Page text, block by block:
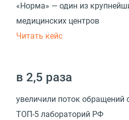
«Норма» — один из
медицинских центров
Читать кейс
в 2,5 раза
увеличили поток обращений
ТОП-5 лабораторий РФ